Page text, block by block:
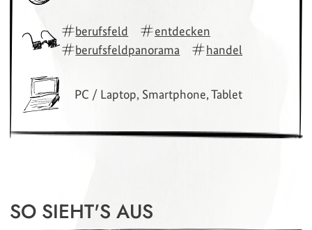
berufsfeld
entdecken
berufsfeldpanorama
handel
PC / Laptop, Smartphone, Tablet
SO SIEHT'S AUS